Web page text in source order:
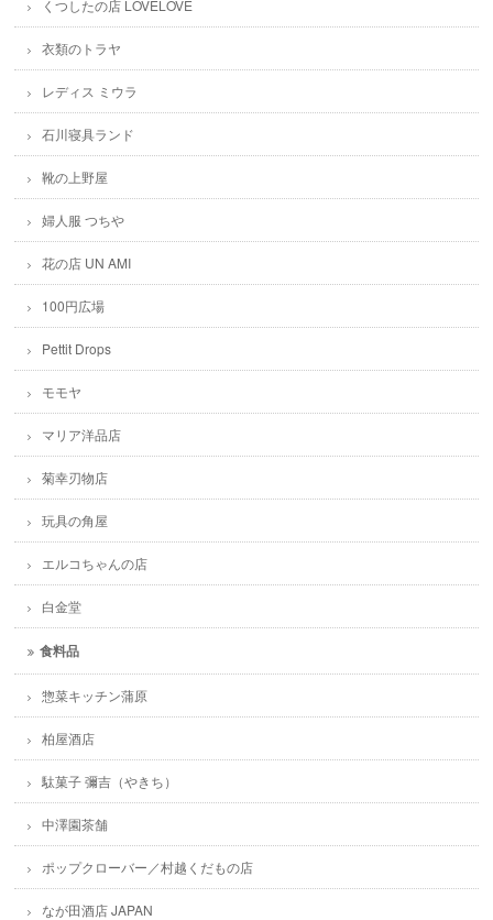
くつしたの店 LOVELOVE
衣類のトラヤ
レディス ミウラ
石川寝具ランド
靴の上野屋
婦人服 つちや
花の店 UN AMI
100円広場
Pettit Drops
モモヤ
マリア洋品店
菊幸刃物店
玩具の角屋
エルコちゃんの店
白金堂
食料品
惣菜キッチン蒲原
柏屋酒店
駄菓子 彌吉（やきち）
中澤園茶舗
ポップクローバー／村越くだもの店
なが田酒店 JAPAN